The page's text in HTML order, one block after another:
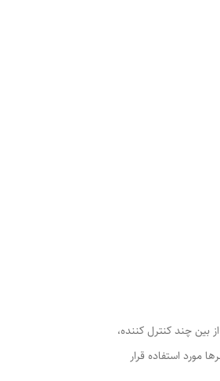
بین چند کنترل کننده،
مورد استفاده قرار